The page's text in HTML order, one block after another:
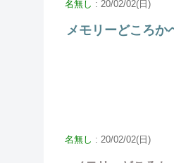
名無し : 20/02/02(日)
メモリーどころか
名無し : 20/02/02(日)